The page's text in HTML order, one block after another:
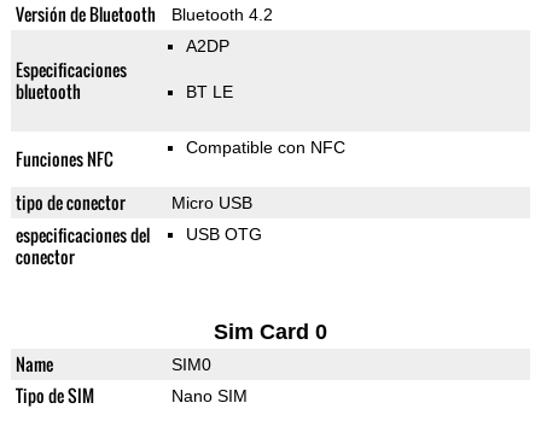
Versión de Bluetooth Bluetooth 4.2
Especificaciones
bluetooth
A2DP
BT LE
Funciones NFC Compatible con NFC
tipo de conector Micro USB
especificaciones del
conector
USB OTG
Sim Card 0
Name SIM0
Tipo de SIM Nano SIM